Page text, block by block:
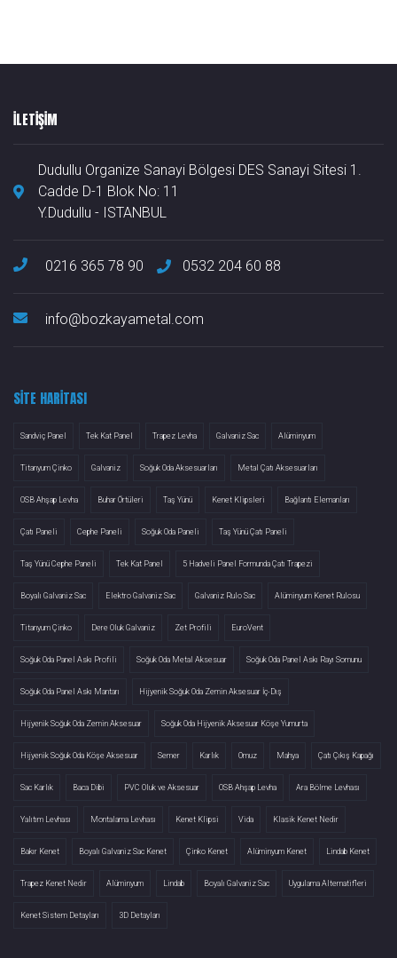
ILETIŞIM
Dudullu Organize Sanayi Bölgesi DES Sanayi Sitesi 1.
Cadde D-1 Blok No: 11
Y.Dudullu - ISTANBUL
0216 365 78 90 0532 204 60 88
info@bozkayametal.com
SITE HARITASI
Sandviç Panel Tek Kat Panel Trapez Levha Galvaniz Sac Alüminyum
Titanyum Çinko Galvaniz Soğuk Oda Aksesuarları Metal Çatı Aksesuarları
OSB Ahşap Levha Buhar Örtüleri Taş Yünü Kenet Klipsleri Bağlantı Elemanları
Çatı Paneli Cephe Paneli Soğuk Oda Paneli Taş Yünü Çatı Paneli
Taş Yünü Cephe Paneli Tek Kat Panel 5 Hadveli Panel Formunda Çatı Trapezi
Boyalı Galvaniz Sac Elektro Galvaniz Sac Galvaniz Rulo Sac Alüminyum Kenet Rulosu
Titanyum Çinko Dere Oluk Galvaniz Zet Profili EuroVent
Soğuk Oda Panel Askı Profili Soğuk Oda Metal Aksesuar Soğuk Oda Panel Askı Rayı Somunu
Soğuk Oda Panel Askı Mantarı Hijyenik Soğuk Oda Zemin Aksesuar İç-Dış
Hijyenik Soğuk Oda Zemin Aksesuar Soğuk Oda Hijyenik Aksesuar Köşe Yumurta
Hijyenik Soğuk Oda Köşe Aksesuar Semer Karlık Omuz Mahya Çatı Çıkış Kapağı
Sac Karlık Baca Dibi PVC Oluk ve Aksesuar OSB Ahşap Levha Ara Bölme Levhası
Yalıtım Levhası Montalama Levhası Kenet Klipsi Vida Klasik Kenet Nedir
Bakır Kenet Boyalı Galvaniz Sac Kenet Çinko Kenet Alüminyum Kenet Lindab Kenet
Trapez Kenet Nedir Alüminyum Lindab Boyalı Galvaniz Sac Uygulama Alternatifleri
Kenet Sistem Detayları 3D Detayları